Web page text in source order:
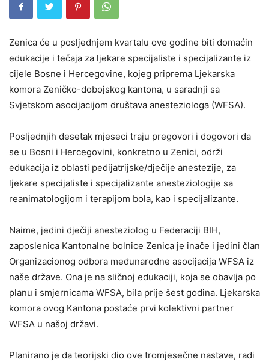
Zenica će u posljednjem kvartalu ove godine biti domaćin
edukacije i tečaja za ljekare specijaliste i specijalizante iz
cijele Bosne i Hercegovine, kojeg priprema Ljekarska
komora Zeničko-dobojskog kantona, u saradnji sa
Svjetskom asocijacijom društava anesteziologa (WFSA).
Posljednjih desetak mjeseci traju pregovori i dogovori da
se u Bosni i Hercegovini, konkretno u Zenici, održi
edukacija iz oblasti pedijatrijske/dječije anestezije, za
ljekare specijaliste i specijalizante anesteziologije sa
reanimatologijom i terapijom bola, kao i specijalizante.
Naime, jedini dječiji anesteziolog u Federaciji BIH,
zaposlenica Kantonalne bolnice Zenica je inače i jedini član
Organizacionog odbora međunarodne asocijacija WFSA iz
naše države. Ona je na sličnoj edukaciji, koja se obavlja po
planu i smjernicama WFSA, bila prije šest godina. Ljekarska
komora ovog Kantona postaće prvi kolektivni partner
WFSA u našoj državi.
Planirano je da teorijski dio ove tromjesečne nastave, radi